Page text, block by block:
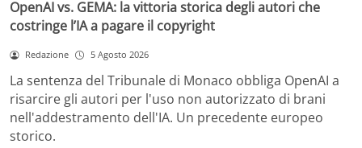
OpenAI vs. GEMA: la vittoria storica degli autori che
costringe l’IA a pagare il copyright
Redazione 5 Agosto 2026
La sentenza del Tribunale di Monaco obbliga OpenAI a
risarcire gli autori per l'uso non autorizzato di brani
nell'addestramento dell'IA. Un precedente europeo
storico.